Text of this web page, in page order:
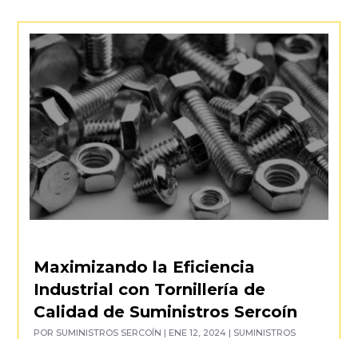
Maximizando la Eficiencia
Industrial con Tornillería de
Calidad de Suministros Sercoín
POR SUMINISTROS SERCOÍN | ENE 12, 2024 | SUMINISTROS